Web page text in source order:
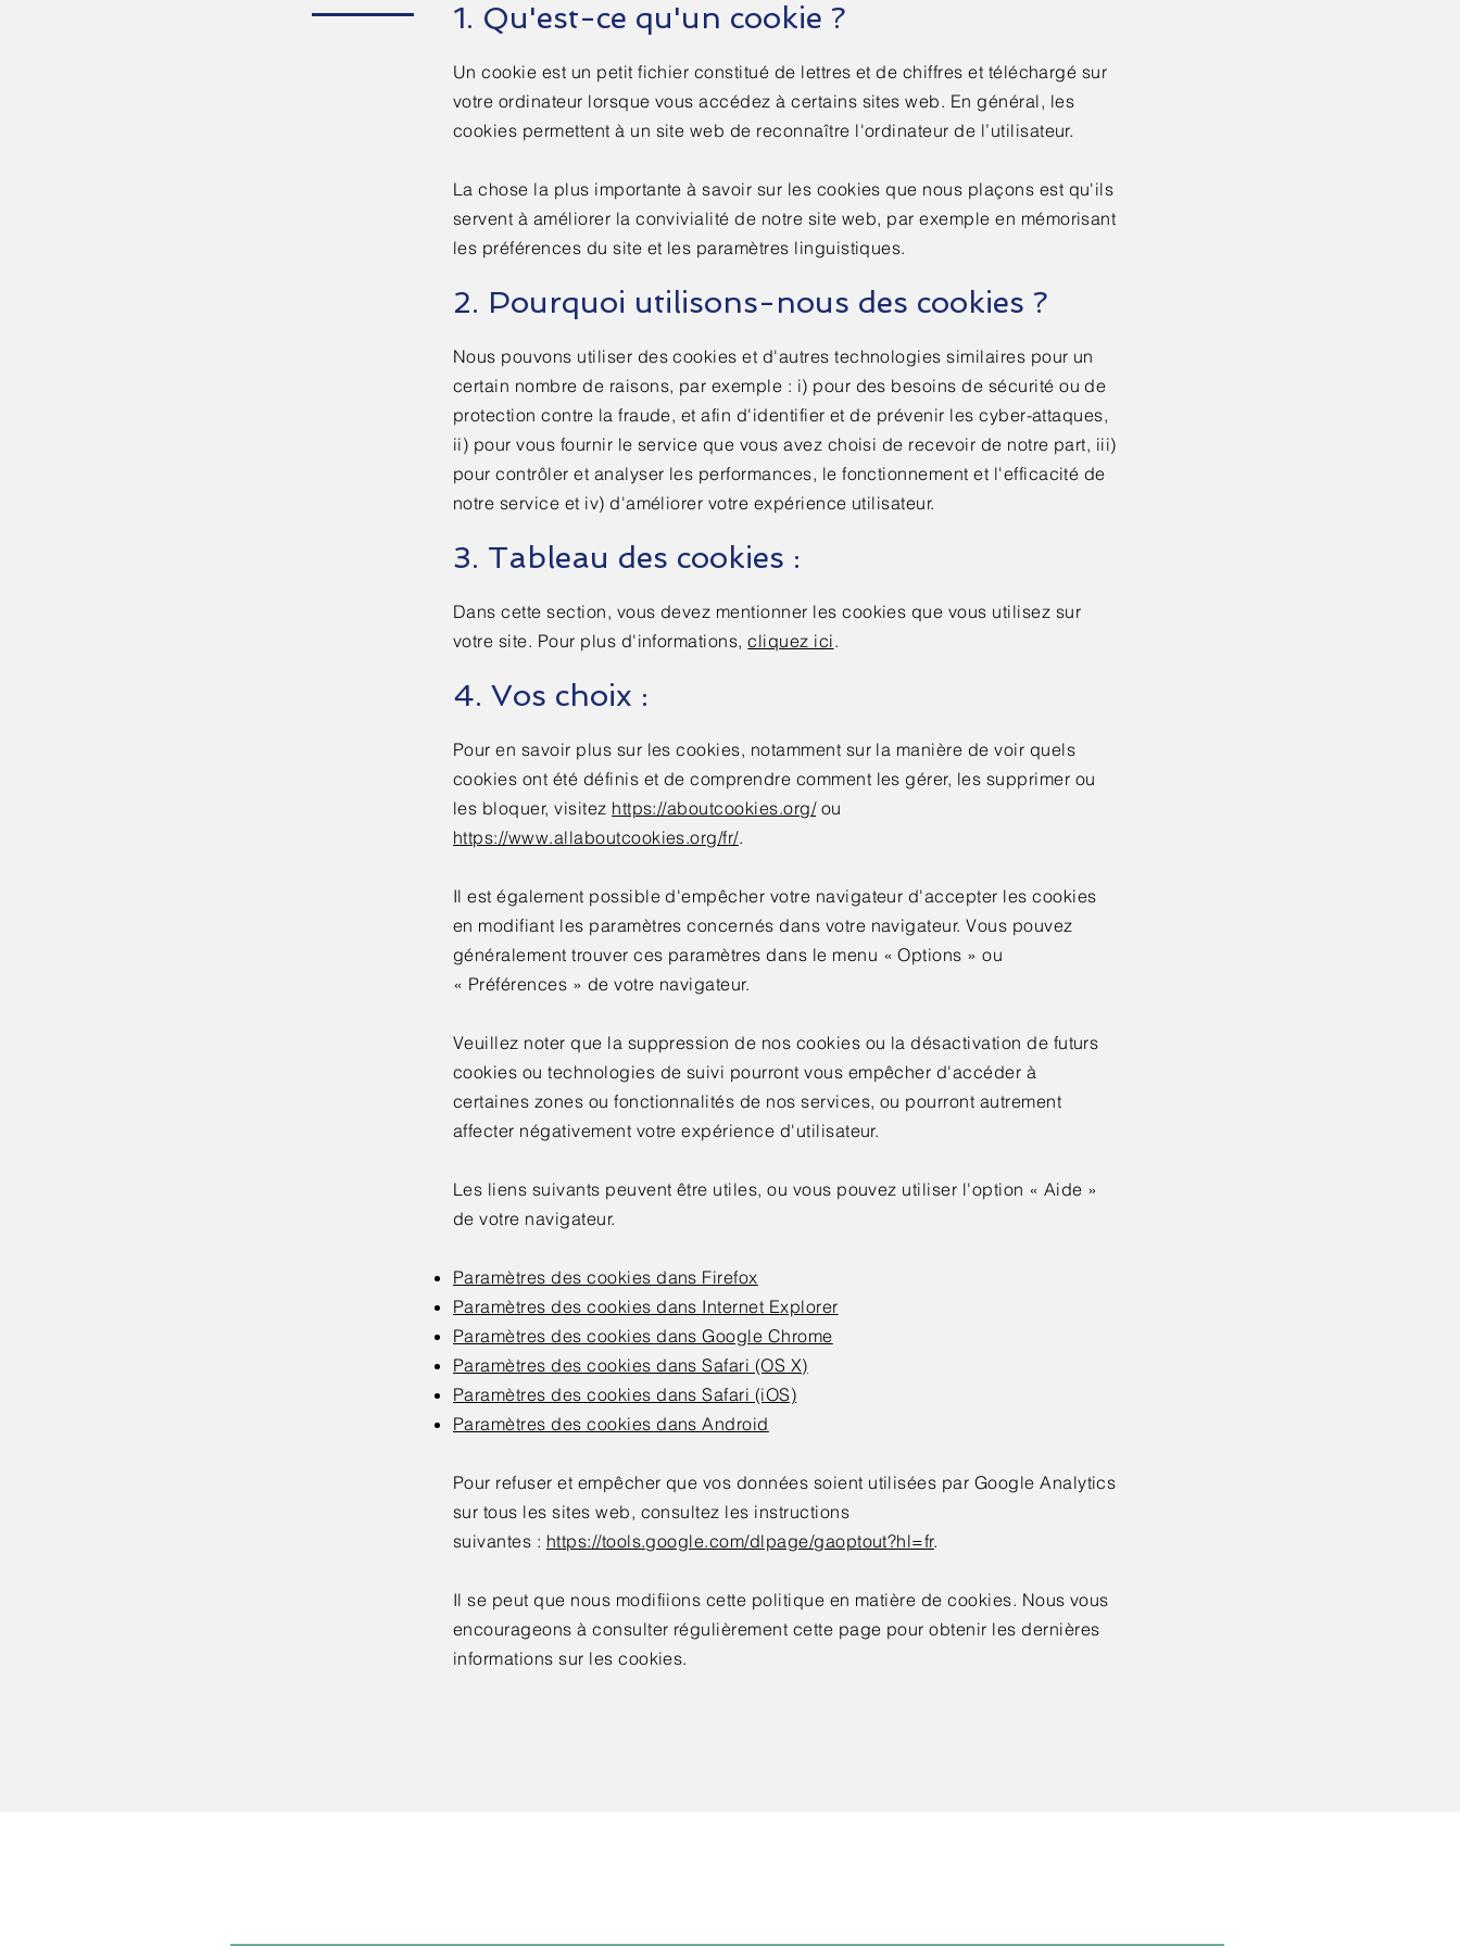
1. Qu'est-ce qu'un cookie ?
Un cookie est un petit fichier constitué de lettres et de chiffres et téléchargé sur
votre ordinateur lorsque vous accédez à certains sites web. En général, les
cookies permettent à un site web de reconnaître l'ordinateur de l’utilisateur.
La chose la plus importante à savoir sur les cookies que nous plaçons est qu'ils
servent à améliorer la convivialité de notre site web, par exemple en mémorisant
les préférences du site et les paramètres linguistiques.
2. Pourquoi utilisons-nous des cookies ?
Nous pouvons utiliser des cookies et d'autres technologies similaires pour un
certain nombre de raisons, par exemple : i) pour des besoins de sécurité ou de
protection contre la fraude, et afin d'identifier et de prévenir les cyber-attaques,
ii) pour vous fournir le service que vous avez choisi de recevoir de notre part, iii)
pour contrôler et analyser les performances, le fonctionnement et l'efficacité de
notre service et iv) d'améliorer votre expérience utilisateur.
3. Tableau des cookies :
Dans cette section, vous devez mentionner les cookies que vous utilisez sur
votre site. Pour plus d'informations,cliquez ici.
4. Vos choix :
Pour en savoir plus sur les cookies, notamment sur la manière de voir quels
cookies ont été définis et de comprendre comment les gérer, les supprimer ou
les bloquer, visitez https://aboutcookies.org/ou
https://www.allaboutcookies.org/fr/.
Il est également possible d'empêcher votre navigateur d'accepter les cookies
en modifiant les paramètres concernés dans votre navigateur. Vous pouvez
généralement trouver ces paramètres dans le menu « Options » ou
« Préférences » de votre navigateur.
Veuillez noter que la suppression de nos cookies ou la désactivation de futurs
cookies ou technologies de suivi pourront vous empêcher d'accéder à
certaines zones ou fonctionnalités de nos services, ou pourront autrement
affecter négativement votre expérience d'utilisateur.
Les liens suivants peuvent être utiles, ou vous pouvez utiliser l'option « Aide »
de votre navigateur.
Paramètres des cookies dans Firefox
Paramètres des cookies dans Internet Explorer
Paramètres des cookies dans Google Chrome
Paramètres des cookies dans Safari (OS X)
Paramètres des cookies dans Safari (iOS)
Paramètres des cookies dans Android
Pour refuser et empêcher que vos données soient utilisées par Google Analytics
sur tous les sites web, consultez les instructions
suivantes : https://tools.google.com/dlpage/gaoptout?hl=fr.
Il se peut que nous modifiions cette politique en matière de cookies. Nous vous
encourageons à consulter régulièrement cette page pour obtenir les dernières
informations sur les cookies.